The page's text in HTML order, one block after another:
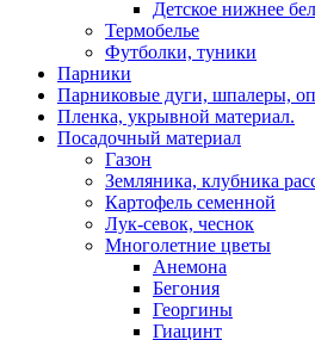
Детское нижнее
Термобелье
Футболки, туники
Парники
Парниковые дуги, шпалеры,
Пленка, укрывной материал.
Посадочный материал
Газон
Земляника, клубника
Картофель семенной
Лук-севок, чеснок
Многолетние цветы
Анемона
Бегония
Георгины
Гиацинт